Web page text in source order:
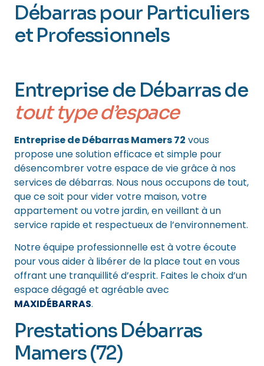
Débarras pour Particuliers
et Professionnels
Entreprise de Débarras de
tout type d’espace
Entreprise de Débarras Mamers 72 vous
propose une solution efficace et simple pour
désencombrer votre espace de vie grâce à nos
services de débarras. Nous nous occupons de tout,
que ce soit pour vider votre maison, votre
appartement ou votre jardin, en veillant à un
service rapide et respectueux de l’environnement.
Notre équipe professionnelle est à votre écoute
pour vous aider à libérer de la place tout en vous
offrant une tranquillité d’esprit. Faites le choix d’un
espace dégagé et agréable avec
MAXIDÉBARRAS.
Prestations Débarras
Mamers (72)